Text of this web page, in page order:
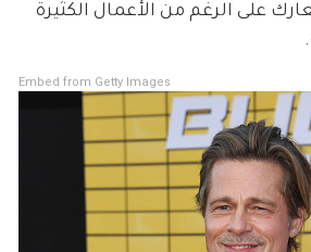
على الرغم من الأعمال الكثيرة
Embed from Getty Images